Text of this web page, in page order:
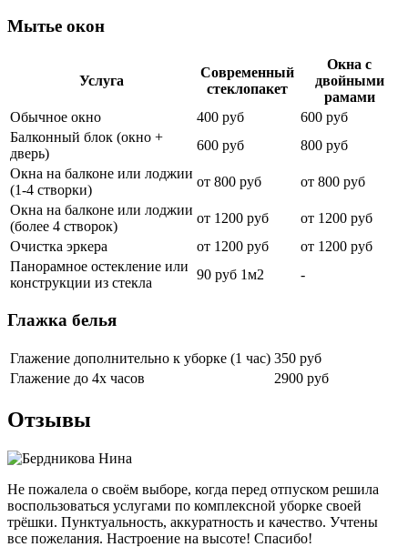
Мытье окон
Услуга
Современный
стеклопакет
Окна с
двойными
рамами
Обычное окно
400 руб
600 руб
Балконный блок (окно +
дверь)
600 руб
800 руб
Окна на балконе или лоджии
(1-4 створки)
от 800 руб
от 800 руб
Окна на балконе или лоджии
(более 4 створок)
от 1200 руб
от 1200 руб
Очистка эркера
от 1200 руб
от 1200 руб
Панорамное остекление или
конструкции из стекла
90 руб 1м2 -
Глажка белья
Глажение дополнительно к уборке (1 час) 350 руб
Глажение до 4х часов
2900 руб
Отзывы
Не пожалела о своём выборе, когда перед отпуском решила
воспользоваться услугами по комплексной уборке своей
трёшки. Пунктуальность, аккуратность и качество. Учтены
все пожелания. Настроение на высоте! Спасибо!